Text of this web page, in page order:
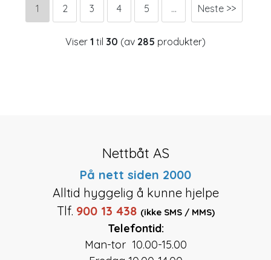
1 2 3 4 5 ... Neste >>
Viser 1 til 30 (av 285 produkter)
Nettbåt AS
På nett siden 2000
Alltid hyggelig å kunne hjelpe
Tlf. 900 13 438 (ikke SMS / MMS)
Telefontid:
Man-tor 10.00-15.00